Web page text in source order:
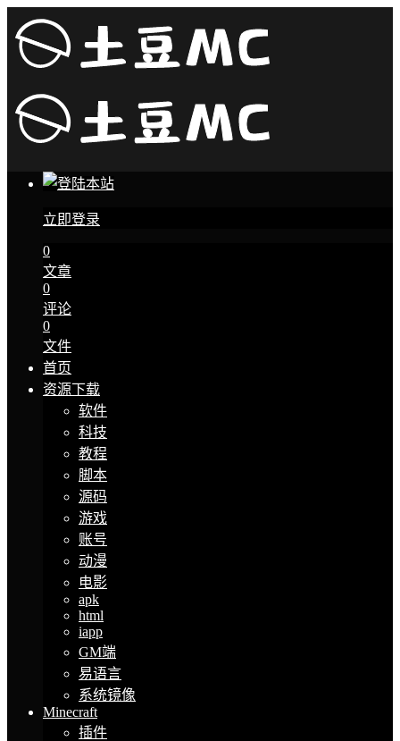
立即登录
0
文章
0
评论
0
文件
首页
资源下载
软件
科技
教程
脚本
源码
游戏
账号
动漫
电影
apk
html
iapp
GM端
易语言
系统镜像
Minecraft
插件